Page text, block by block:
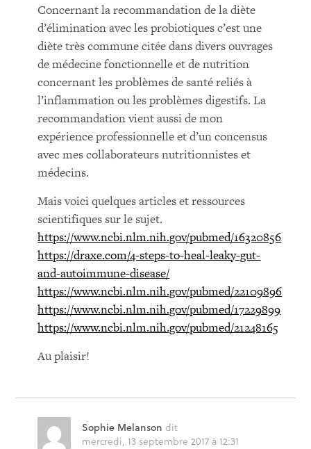
Concernant la recommandation de la diète
d’élimination avec les probiotiques c’est une
diète très commune citée dans divers ouvrages
de médecine fonctionnelle et de nutrition
concernant les problèmes de santé reliés à
l’inflammation ou les problèmes digestifs. La
recommandation vient aussi de mon
expérience professionnelle et d’un concensus
avec mes collaborateurs nutritionnistes et
médecins.
Mais voici quelques articles et ressources
scientifiques sur le sujet.
https://www.ncbi.nlm.nih.gov/pubmed/16320856
https://draxe.com/4-steps-to-heal-leaky-gut-
and-autoimmune-disease/
https://www.ncbi.nlm.nih.gov/pubmed/22109896
https://www.ncbi.nlm.nih.gov/pubmed/17229899
https://www.ncbi.nlm.nih.gov/pubmed/21248165
Au plaisir!
Sophie Melanson dit
mercredi, 13 septembre 2017 à 12:31